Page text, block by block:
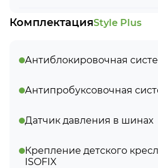
КомплектацияStyle Plus
Антиблокировочная
Антипробуксовочная
Датчик давления в шинах
Крепление детского
ISOFIX